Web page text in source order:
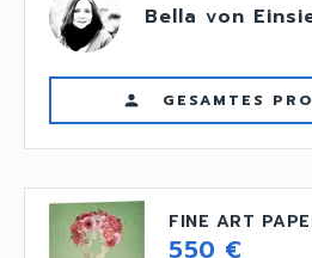
Bella von
person GESAMTES
FINE ART
550 €